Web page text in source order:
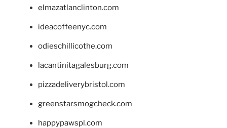
elmazatlanclinton.com
ideacoffeenyc.com
odieschillicothe.com
lacantinitagalesburg.com
pizzadeliverybristol.com
greenstarsmogcheck.com
happypawspl.com